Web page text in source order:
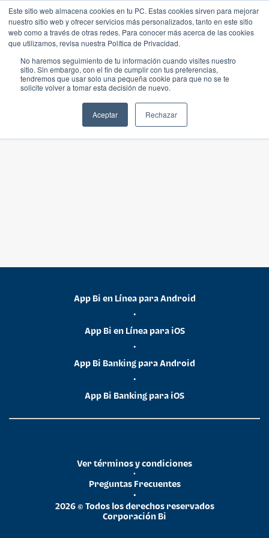
Este sitio web almacena cookies en tu PC. Estas cookies sirven para mejorar
nuestro sitio web y ofrecer servicios más personalizados, tanto en este sitio
web como a través de otras redes. Para conocer más acerca de las cookies
que utilizamos, revisa nuestra Política de Privacidad.
No haremos seguimiento de tu información cuando visites nuestro
sitio. Sin embargo, con el fin de cumplir con tus preferencias,
tendremos que usar solo una pequeña cookie para que no se te
solicite volver a tomar esta decisión de nuevo.
Aceptar Rechazar
App Bi en Línea para Android
•
App Bi en Línea para iOS
•
App Bi Banking para Android
•
App Bi Banking para iOS
2026 © Todos los derechos reservados
Corporación Bi
•
Preguntas Frecuentes
•
Ver términos y condiciones